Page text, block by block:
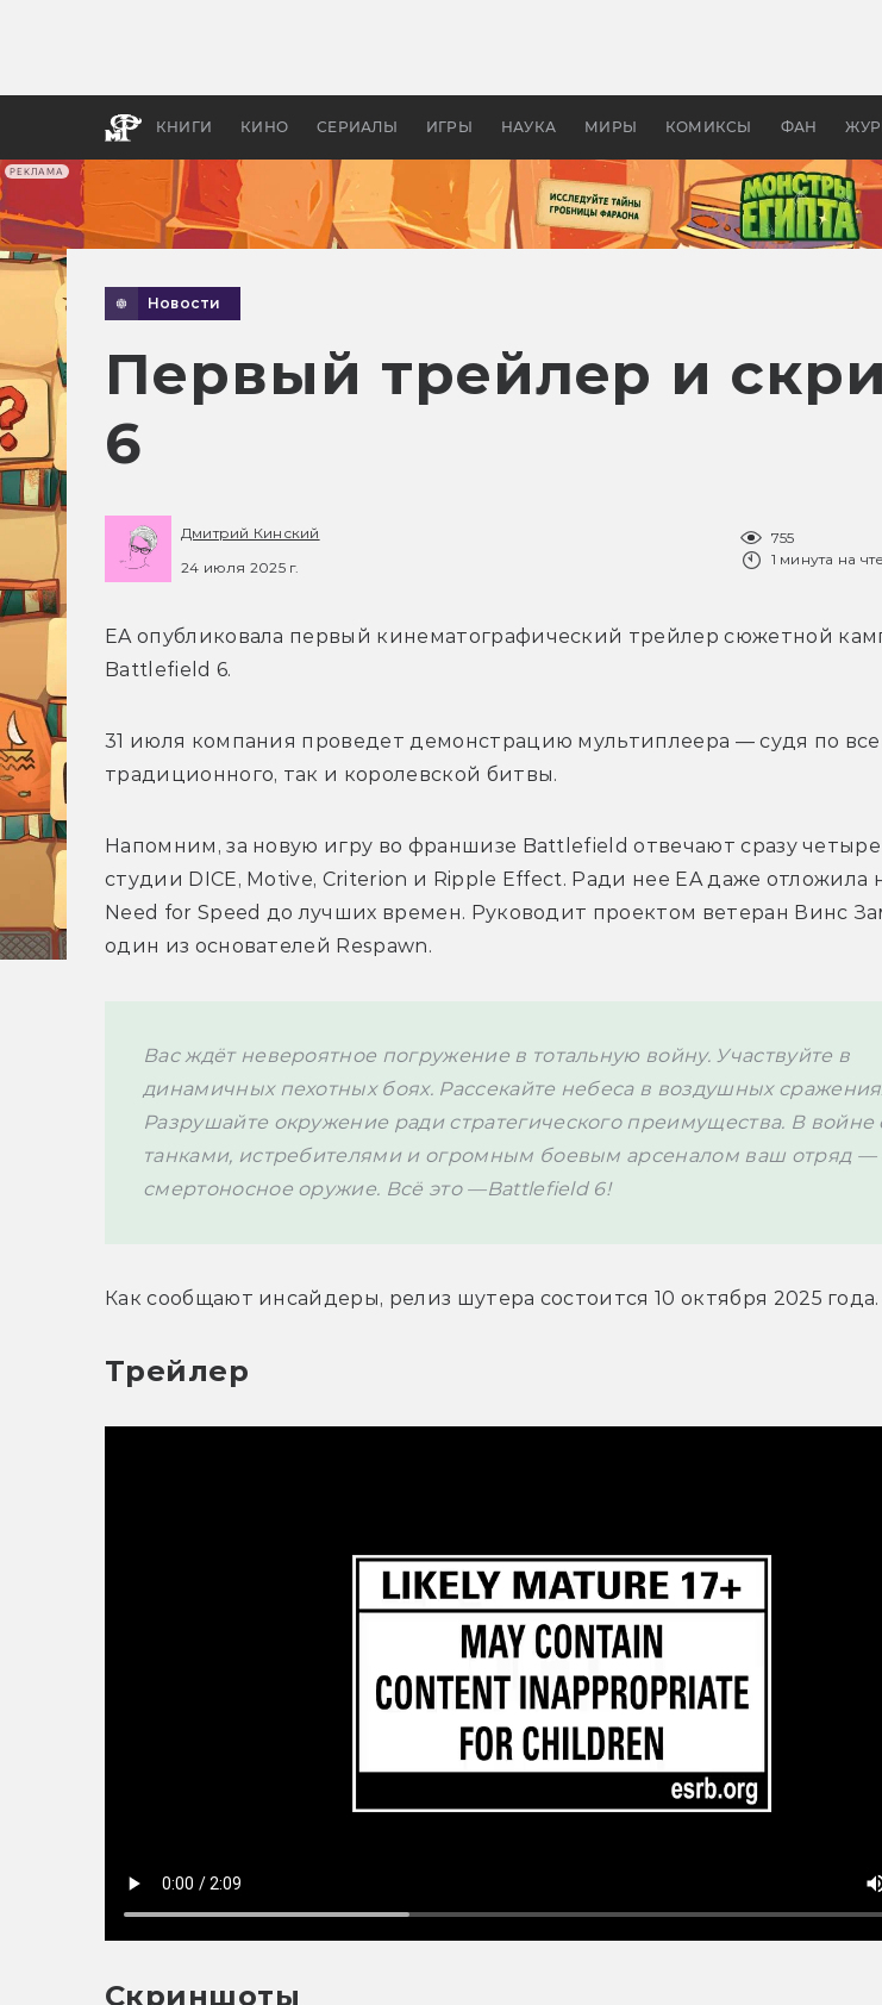
РЕКЛАМА
КНИГИ КИНО СЕРИАЛЫ ИГРЫ НАУКА МИРЫ КОМИКСЫ ФАН
апокалипсис, в России —
бы
Новости
Первый трейлер и
6
Дмитрий Кинский
24 июля 2025 г.
755
1 минута на
EA опубликовала первый кинематографический трейлер сюжетной
Battlefield 6.
31 июля компания проведет демонстрацию мультиплеера — судя по
традиционного, так и королевской битвы.
Напомним, за новую игру во франшизе Battlefield отвечают сразу
студии DICE, Motive, Criterion и Ripple Effect. Ради нее EA даже отложила
Need for Speed до лучших времен. Руководит проектом ветеран Винс
один из основателей Respawn.
Вас ждёт невероятное погружение в тотальную войну. Участвуйте в
динамичных пехотных боях. Рассекайте небеса в воздушных
Разрушайте окружение ради стратегического преимущества. В войне
танками, истребителями и огромным боевым арсеналом ваш отряд —
смертоносное оружие. Всё это —Battlefield 6!
Как сообщают инсайдеры, релиз шутера состоится 10 октября 2025 года.
Трейлер
Скриншоты